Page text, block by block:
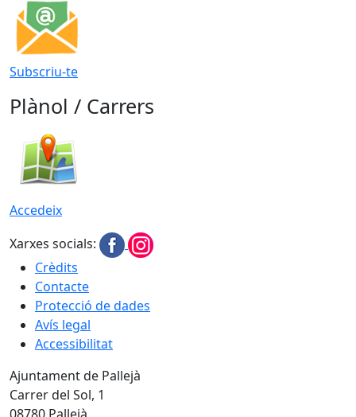
Subscriu-te
Plànol / Carrers
Accedeix
Xarxes socials:
Crèdits
Contacte
Protecció de dades
Avís legal
Accessibilitat
Ajuntament de Pallejà
Carrer del Sol, 1